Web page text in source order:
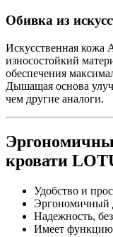
Обивка из
Искусственная
износостойкий
обеспечения
Дышащая основа
чем другие аналоги.
кровати
Удобство и
Эргономичный
Надежность,
Имеет функцию